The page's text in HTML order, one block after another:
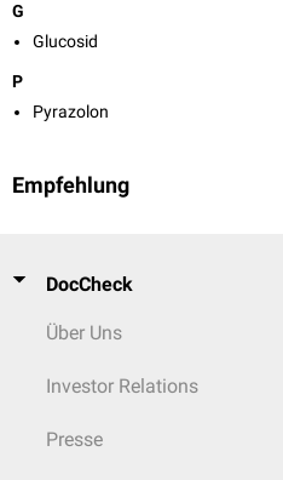
G
Glucosid
P
Pyrazolon
Empfehlung
DocCheck
Über Uns
Investor Relations
Presse